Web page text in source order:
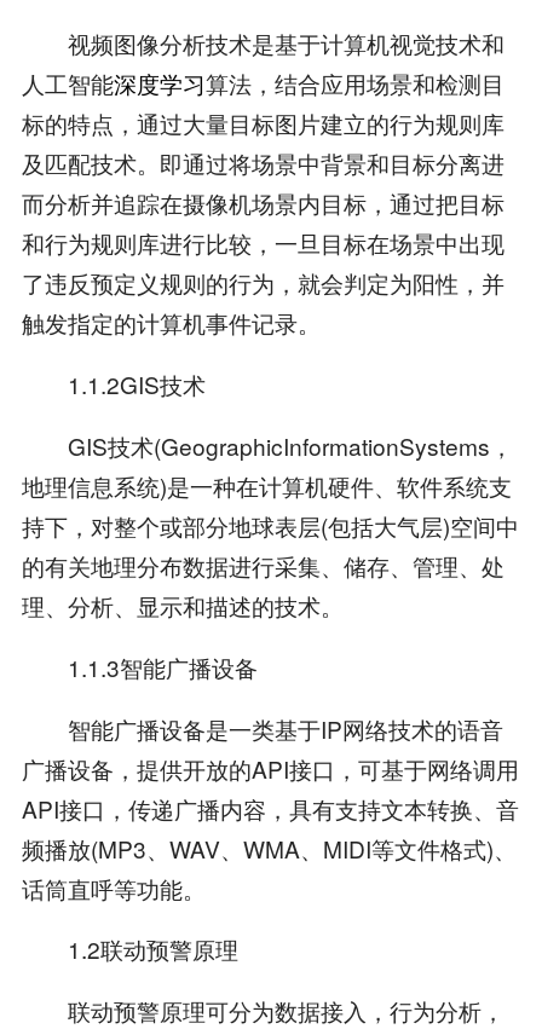
视频图像分析技术是基于计算机视觉技术和
人工智能深度学习算法，结合应用场景和检测目
标的特点，通过大量目标图片建立的行为规则库
及匹配技术。即通过将场景中背景和目标分离进
而分析并追踪在摄像机场景内目标，通过把目标
和行为规则库进行比较，一旦目标在场景中出现
了违反预定义规则的行为，就会判定为阳性，并
触发指定的计算机事件记录。
1.1.2GIS技术
GIS技术(GeographicInformationSystems，
地理信息系统)是一种在计算机硬件、软件系统支
持下，对整个或部分地球表层(包括大气层)空间中
的有关地理分布数据进行采集、储存、管理、处
理、分析、显示和描述的技术。
1.1.3智能广播设备
智能广播设备是一类基于IP网络技术的语音
广播设备，提供开放的API接口，可基于网络调用
API接口，传递广播内容，具有支持文本转换、音
频播放(MP3、WAV、WMA、MIDI等文件格式)、
话筒直呼等功能。
1.2联动预警原理
联动预警原理可分为数据接入，行为分析，